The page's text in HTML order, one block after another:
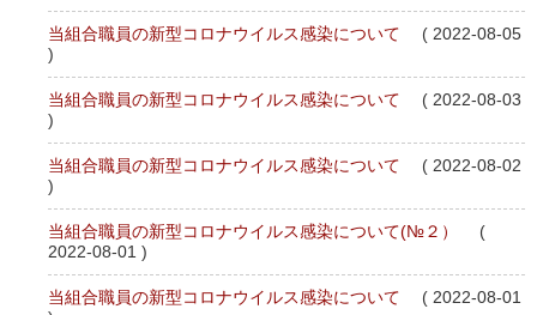
当組合職員の新型コロナウイルス感染について
( 2022-08-05
)
当組合職員の新型コロナウイルス感染について
( 2022-08-03
)
当組合職員の新型コロナウイルス感染について
( 2022-08-02
)
当組合職員の新型コロナウイルス感染について(№２）
(
2022-08-01 )
当組合職員の新型コロナウイルス感染について
( 2022-08-01